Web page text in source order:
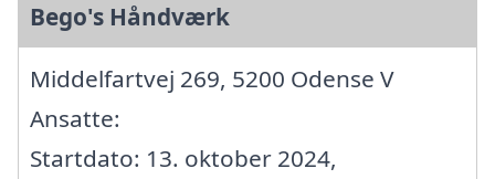
Bego's Håndværk
Middelfartvej 269, 5200 Odense V
Ansatte:
Startdato: 13. oktober 2024,